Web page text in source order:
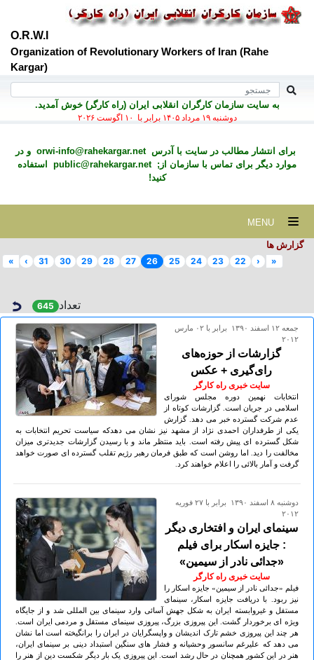
O.R.W.I
Organization of Revolutionary Workers of Iran (Rahe
Kargar)
به سايت سازمان کارگران انقلابی ايران (راه کارگر) خوش آمديد.
دوشنبه ۱۹ مرداد ۱۴۰۵ برابر با ۱۰ اگوست ۲۰۲۶
برای انتشار مطالب در سايت با آدرسorwi-info@rahekargar.net و در
موارد ديگر برای تماس با سازمان از;public@rahekargar.net
استفاده
کنید!
گزارش ها
«
‹
22
23
24
25
26
27
28
29
30
31
›
»
تعداد 645
جمعه ۱۲ اسفند ۱۳۹۰ برابر با ۰۲ مارس
۲۰۱۲
گزارشات از حوزه‌های
رای‌گیری + عکس
سایت خبری راه کارگر
انتخابات نهمین دوره مجلس شورای
اسلامی در جریان است. گزارشات کوتاه از
عدم شرکت گسترده خبر می دهد. گزارش
یکی از طرفداران احمدی نژاد از مشهد نیز نشان می دهدکه سیاست تحریم انتخابات به
شکل گسترده ای پیش رفته است. باید منتظر ماند و با رسیدن گزارشات جدیدتری میزان
مخالفت را دید. اما روشن است که طبق فرمان رهبر رژیم تقلب گسترده ای صورت خواهد
گرفت و آمار بالائی را اعلام خواهند کرد.
دوشنبه ۸ اسفند ۱۳۹۰ برابر با ۲۷ فوريه
۲۰۱۲
سینمای ایران و افتخاری دیگر
: جایزه اسکار برای فیلم
«جدائی نادر از سیمین»
سایت خبری راه کارگر
فیلم «جدائی نادر از سیمین» جایزه اسکار را
نیز ربود. با دریافت جایزه اسکار، سینمای
مستقل و غیروابسته ایران به شکل جهش آسائی وارد سینمای بین المللی شد و از جایگاه
ویژه ای برخوردار گشت. این پیروزی بزرگ، پیروزی سینمای مستقل و مردمی ایران است.
هر چند این پیروزی خشم تارک اندیشان و واپسگرایان در ایران را برانگیخته است اما نشان
می دهد که علیرغم سانسور وحشیانه و فشار های سنگین استبداد دینی بر سینمای ایران،
هنر در این کشور همچنان در حال رشد است. این پیروزی یک بار دیگر شکست دین از هنر را